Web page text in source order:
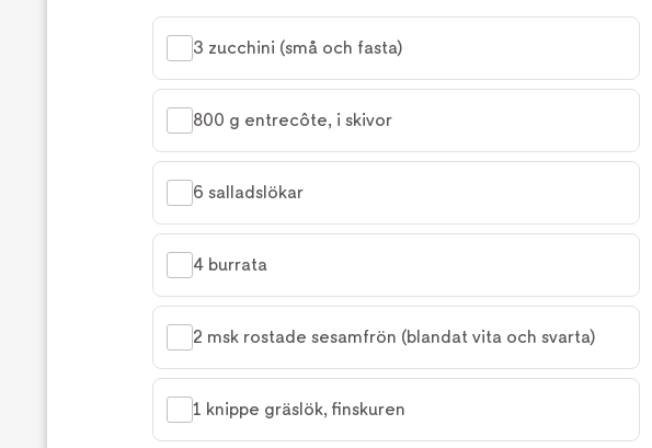
3 zucchini (små och fasta)
800 g entrecôte, i skivor
6 salladslökar
4 burrata
2 msk rostade sesamfrön (blandat vita och svarta)
1 knippe gräslök, finskuren